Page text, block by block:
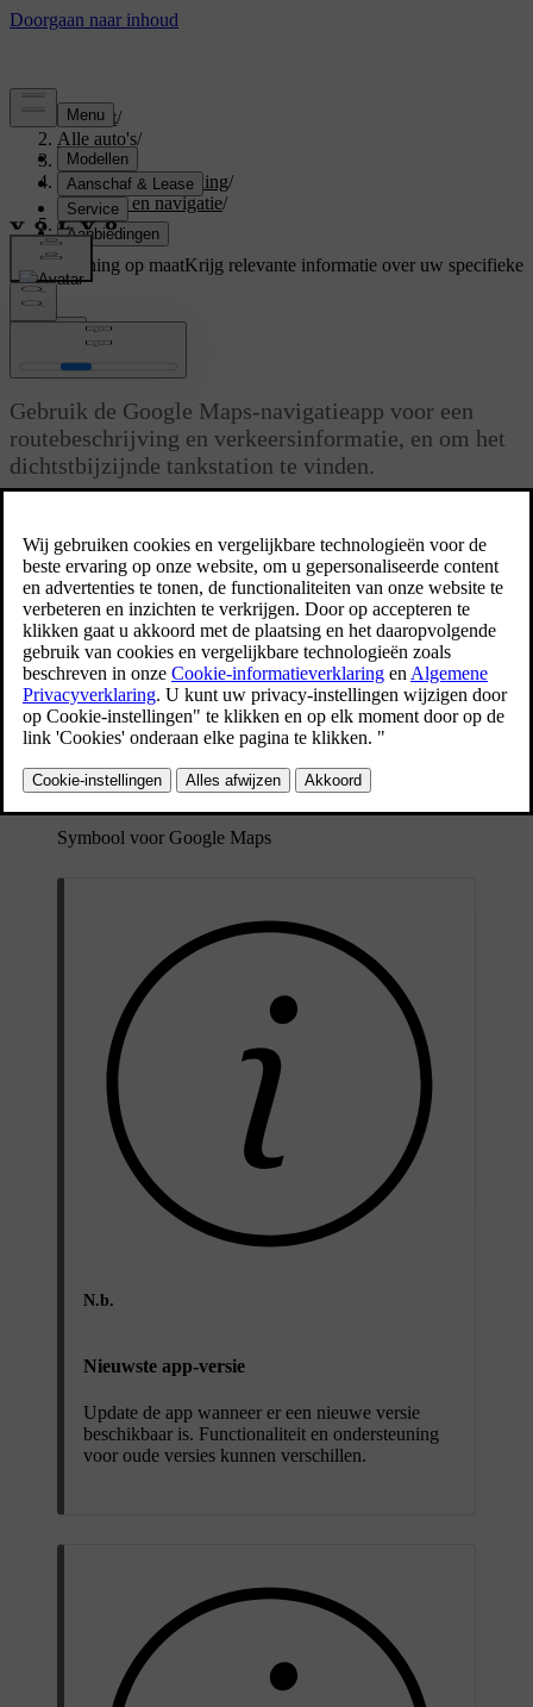
Support/
Alle auto's/
V60 2027
Gebruikershandleiding/
Rijhulp en navigatie/
Navigatie
Ondersteuning op maatKrijg relevante informatie over uw specifieke
auto.
Navigatie
Gebruik de Google Maps-navigatieapp voor een
routebeschrijving en verkeersinformatie, en om het
dichtstbijzijnde tankstation te vinden.
kaart- en verkeersgegevens downloaden om je naar je bestemming
leiden. Navigatiebegeleiding kan op de displays van de auto worden
weergegeven.
De auto kent de locatie door middel van gps en toont deze locatie op
de kaartweergaven op de displays van de auto.
Navigatieapp
Symbool voor Google Maps
N.b.
Nieuwste app-versie
Update de app wanneer er een nieuwe versie
beschikbaar is. Functionaliteit en ondersteuning
voor oude versies kunnen verschillen.